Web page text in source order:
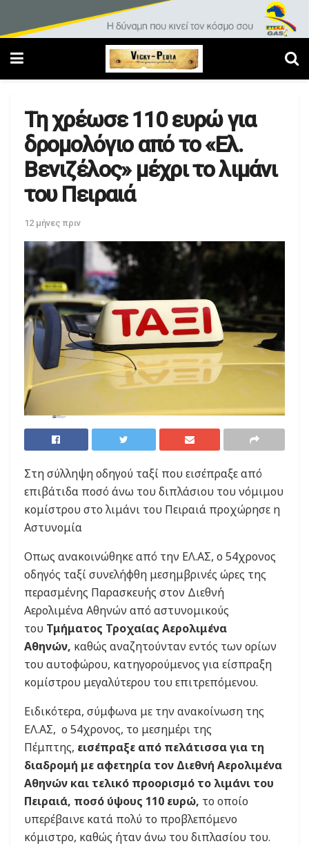
Τη χρέωσε 110 ευρώ για
δρομολόγιο από το «Ελ.
Βενιζέλος» μέχρι το λιμάνι
του Πειραιά
12 μήνες πριν
Στη σύλληψη οδηγού ταξί που εισέπραξε από
επιβάτιδα ποσό άνω του διπλάσιου του νόμιμου
κομίστρου στο λιμάνι του Πειραιά προχώρησε η
Αστυνομία
Οπως ανακοινώθηκε από την ΕΛ.ΑΣ, ο 54χρονος
οδηγός ταξί συνελήφθη μεσημβρινές ώρες της
περασμένης Παρασκευής στον Διεθνή
Αερολιμένα Αθηνών από αστυνομικούς
του Τμήματος Τροχαίας Αερολιμένα
Αθηνών, καθώς αναζητούνταν εντός των ορίων
του αυτοφώρου, κατηγορούμενος για είσπραξη
κομίστρου μεγαλύτερου του επιτρεπόμενου.
Ειδικότερα, σύμφωνα με την ανακοίνωση της
ΕΛ.ΑΣ, ο 54χρονος, το μεσημέρι της
Πέμπτης, εισέπραξε από πελάτισσα για τη
διαδρομή με αφετηρία τον Διεθνή Αερολιμένα
Αθηνών και τελικό προορισμό το λιμάνι του
Πειραιά, ποσό ύψους 110 ευρώ, το οποίο
υπερέβαινε κατά πολύ το προβλεπόμενο
κόμιστρο, καθώς ήταν άνω του διπλασίου του.